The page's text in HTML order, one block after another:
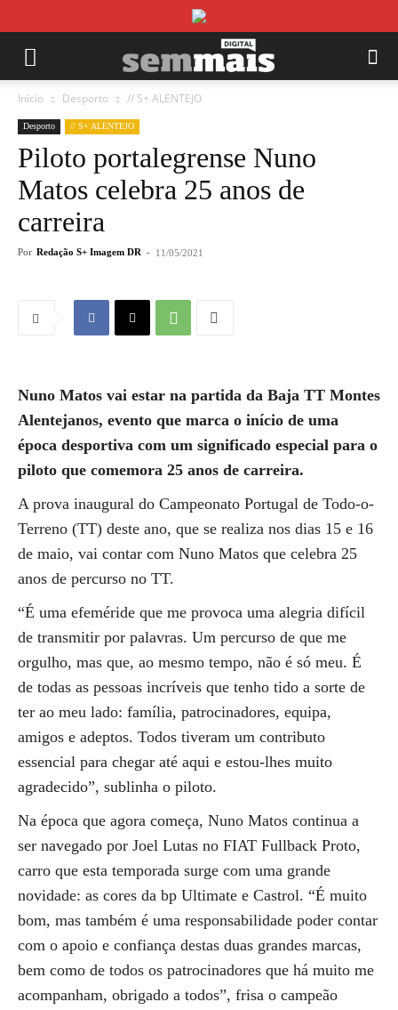
Início Desporto // S+ ALENTEJO
Desporto // S+ ALENTEJO
Piloto portalegrense Nuno
Matos celebra 25 anos de
carreira
Por Redação S+ Imagem DR - 11/05/2021
Nuno Matos vai estar na partida da Baja TT Montes
Alentejanos, evento que marca o início de uma
época desportiva com um significado especial para o
piloto que comemora 25 anos de carreira.
A prova inaugural do Campeonato Portugal de Todo-o-
Terreno (TT) deste ano, que se realiza nos dias 15 e 16
de maio, vai contar com Nuno Matos que celebra 25
anos de percurso no TT.
“É uma efeméride que me provoca uma alegria difícil
de transmitir por palavras. Um percurso de que me
orgulho, mas que, ao mesmo tempo, não é só meu. É
de todas as pessoas incríveis que tenho tido a sorte de
ter ao meu lado: família, patrocinadores, equipa,
amigos e adeptos. Todos tiveram um contributo
essencial para chegar até aqui e estou-lhes muito
agradecido”, sublinha o piloto.
Na época que agora começa, Nuno Matos continua a
ser navegado por Joel Lutas no FIAT Fullback Proto,
carro que esta temporada surge com uma grande
novidade: as cores da bp Ultimate e Castrol. “É muito
bom, mas também é uma responsabilidade poder contar
com o apoio e confiança destas duas grandes marcas,
bem como de todos os patrocinadores que há muito me
acompanham, obrigado a todos”, frisa o campeão